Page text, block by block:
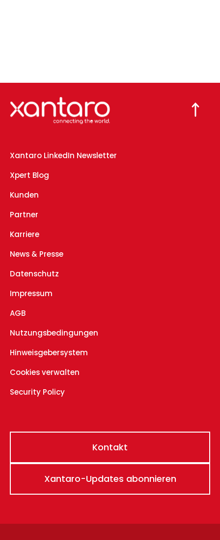
Xantaro LinkedIn Newsletter
Xpert Blog
Kunden
Partner
Karriere
News & Presse
Datenschutz
Impressum
AGB
Nutzungsbedingungen
Hinweisgebersystem
Cookies verwalten
Security Policy
Kontakt
Xantaro-Updates abonnieren